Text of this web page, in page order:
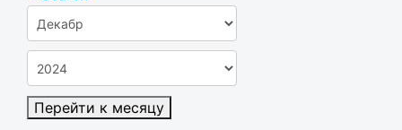
Перейти к месяцу